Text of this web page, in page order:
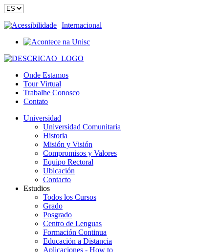
Acessibilidade Internacional
Onde Estamos
Tour Virtual
Trabalhe Conosco
Contato
Universidad
Universidad Comunitaria
Historia
Misión y Visión
Compromisos y Valores
Equipo Rectoral
Ubicación
Contacto
Estudios
Todos los Cursos
Grado
Posgrado
Centro de Lenguas
Formación Continua
Educación a Distancia
Aplicaciones - How to